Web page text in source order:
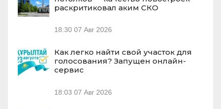
раскритиковал аким СКО
18:30 07 Авг 2026
Как легко найти свой участок для
голосования? Запущен онлайн-
сервис
18:03 07 Авг 2026